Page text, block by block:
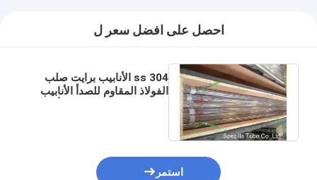
احصل على افضل سعر ل
304 ss الأنابيب برايت صلب
الفولاذ المقاوم للصدأ الأنابيب
استمر